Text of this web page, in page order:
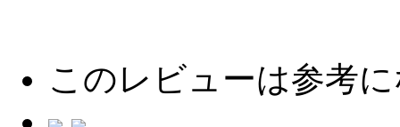
このレビューは参考